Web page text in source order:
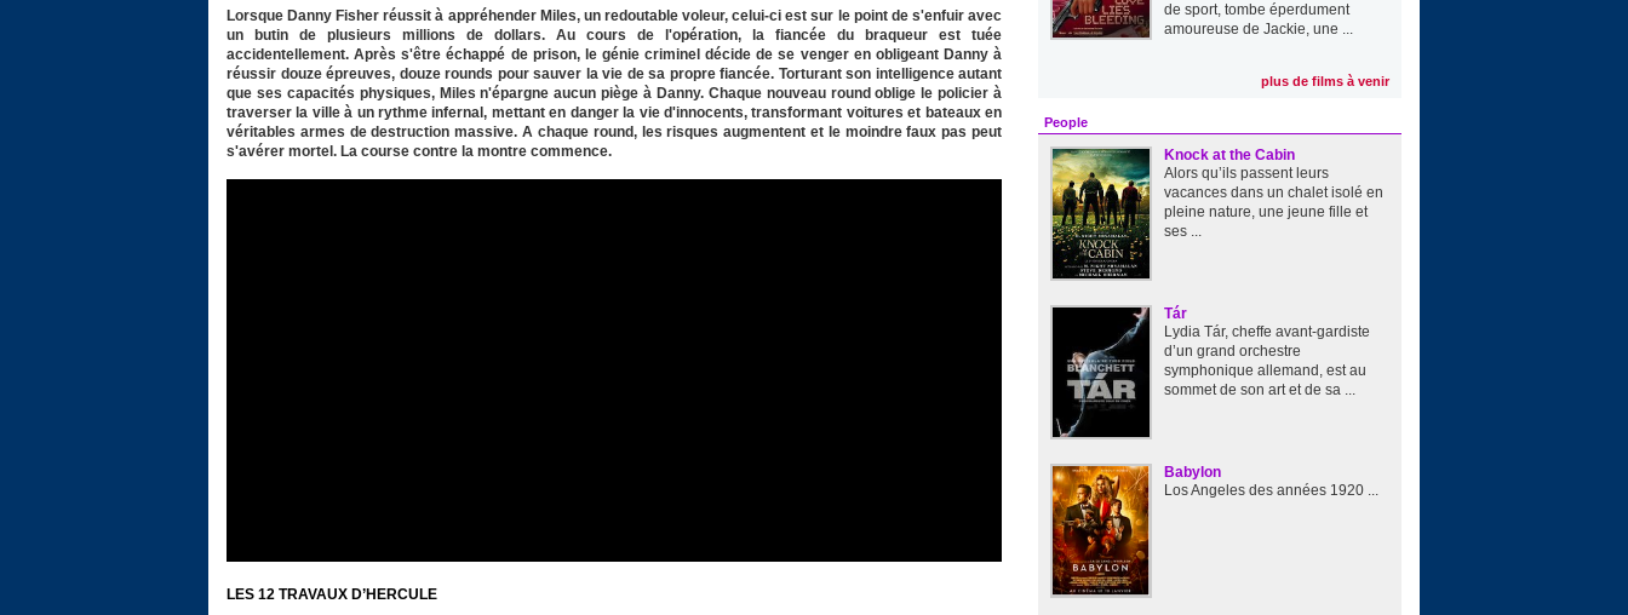
Lorsque Danny Fisher réussit à appréhender Miles, un redoutable voleur, celui-ci est sur le point de s'enfuir avec
un butin de plusieurs millions de dollars. Au cours de l'opération, la fiancée du braqueur est tuée
accidentellement. Après s'être échappé de prison, le génie criminel décide de se venger en obligeant Danny à
réussir douze épreuves, douze rounds pour sauver la vie de sa propre fiancée. Torturant son intelligence autant
que ses capacités physiques, Miles n'épargne aucun piège à Danny. Chaque nouveau round oblige le policier à
traverser la ville à un rythme infernal, mettant en danger la vie d'innocents, transformant voitures et bateaux en
véritables armes de destruction massive. A chaque round, les risques augmentent et le moindre faux pas peut
s'avérer mortel. La course contre la montre commence.
LES 12 TRAVAUX D’HERCULE
de sport, tombe éperdument
amoureuse de Jackie, une ...
plus de films à venir
People
Knock at the Cabin
Alors qu’ils passent leurs
vacances dans un chalet isolé en
pleine nature, une jeune fille et
ses ...
Tár
Lydia Tár, cheffe avant-gardiste
d’un grand orchestre
symphonique allemand, est au
sommet de son art et de sa ...
Babylon
Los Angeles des années 1920 ...